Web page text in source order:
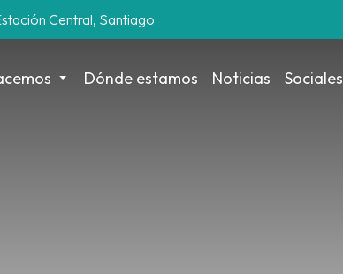
Central, Santiago
Dónde estamos Noticias Sociales